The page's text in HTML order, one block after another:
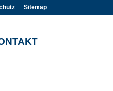
Sitemap